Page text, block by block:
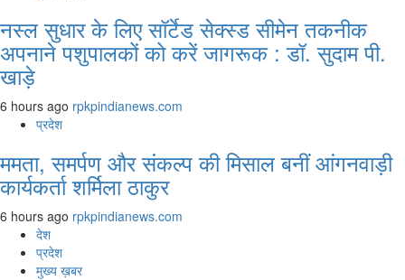
नस्ल सुधार के लिए सॉर्टेड सेक्स्ड सीमेन तकनीक
अपनाने पशुपालकों को करें जागरूक : डॉ. सुदाम पी.
खाड़े
6 hours ago rpkpindianews.com
प्रदेश
ममता, समर्पण और संकल्प की मिसाल बनीं आंगनवाड़ी
कार्यकर्ता शर्मिला ठाकुर
6 hours ago rpkpindianews.com
देश
प्रदेश
मुख्य ख़बर